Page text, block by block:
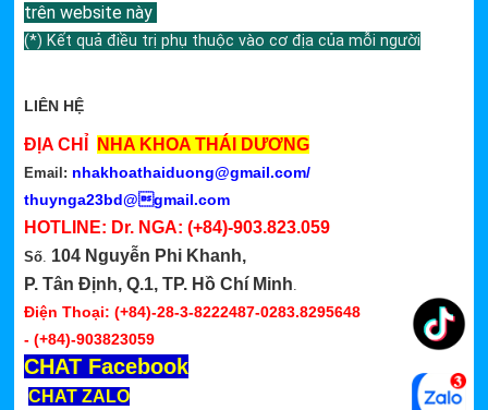
trên website này
(*) Kết quả điều trị phụ thuộc vào cơ địa của mỗi người
LIÊN HỆ
ĐỊA CHỈ NHA KHOA THÁI DƯƠNG
Email: nhakhoathaiduong@gmail.com/
thuynga23bd@gmail.com
HOTLINE: Dr. NGA: (+84)-903.823.059
Số. 104 Nguyễn Phi Khanh,
P. Tân Định, Q.1, TP. Hồ Chí Minh
Điện Thoại: (+84)-28-3-8222487-0283.8295648
- (+84)-903823059
CHAT Facebook
CHAT ZALO